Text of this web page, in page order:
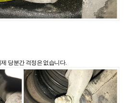
당분간 걱정은 없습니다.